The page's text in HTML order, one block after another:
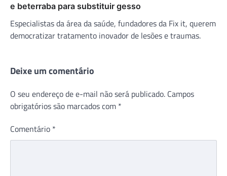
e beterraba para substituir gesso
Especialistas da área da saúde, fundadores da Fix it, querem
democratizar tratamento inovador de lesões e traumas.
Deixe um comentário
O seu endereço de e-mail não será publicado. Campos
obrigatórios são marcados com *
Comentário *